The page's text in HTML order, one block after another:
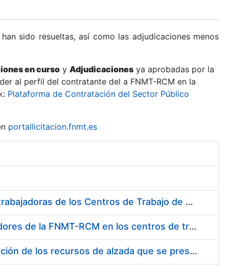
sido resueltas, así como las adjudicaciones menos
en curso y Adjudicaciones ya aprobadas por la
al perfil del contratante del a FNMT-RCM en la
Plataforma de Contratación del Sector Público
portallicitacion.fnmt.es
Suministro de Protectores Auditivos a medida para las personas trabajadoras de los Centros de Trabajo de Madrid y Burgos
Suministro de gafas graduadas antiproyecciones para los trabajadores de la FNMT-RCM en los centros de trabajo de Madrid y Burgos
Servicios de una empresa externa para el asesoramiento y resolución de los recursos de alzada que se presentan relacionados con procesos de selección para la FNMT-RCM